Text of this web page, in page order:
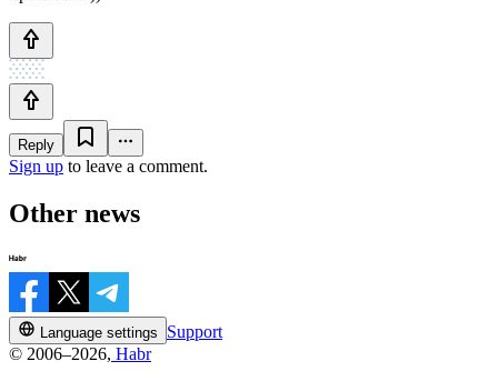
Reply
Sign up to leave a comment.
Other news
Language settings
Support
© 2006–2026, Habr